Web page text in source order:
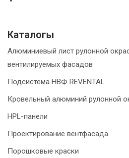
"
Каталогы
Алюминиевый лист рулонной
вентилируемых фасадов
Подсистема НВФ REVENTAL
Кровельный алюминий рулонной
HPL-панели
Проектирование вентфасада
Порошковые краски